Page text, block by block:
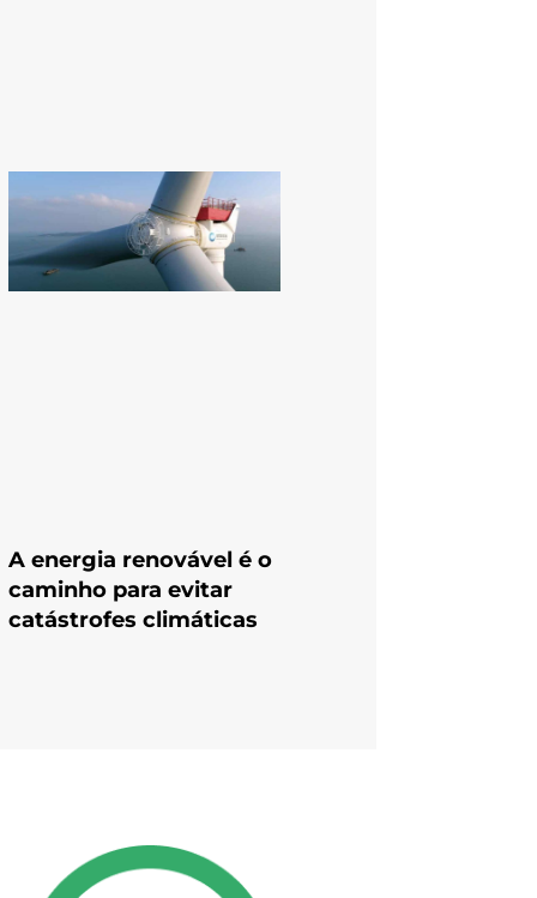
A energia renovável é o
caminho para evitar
catástrofes climáticas